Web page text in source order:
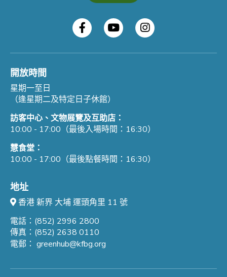
開放時間
星期一至日
（逢星期二及特定日子休館）
訪客中心、文物展覽及互助店：
10:00 - 17:00（最後入場時間：16:30）
慧食堂：
10:00 - 17:00（最後點餐時間：16:30）
地址
香港 新界 大埔 運頭角里 11 號
電話：(852) 2996 2800
傳真：(852) 2638 0110
電郵： greenhub@kfbg.org